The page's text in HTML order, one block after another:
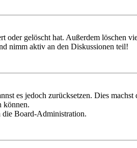
gelöscht hat. Außerdem löschen
nimm aktiv an den Diskussionen teil!
es jedoch zurücksetzen. Dies
können.
die Board-Administration.